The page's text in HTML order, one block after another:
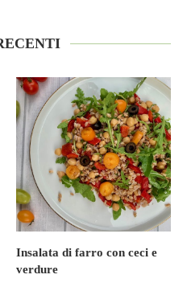
Insalata di farro con ceci e
verdure